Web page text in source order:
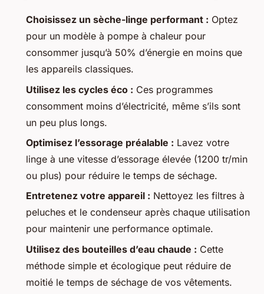
Choisissez un sèche-linge performant : Optez
pour un modèle à pompe à chaleur pour
consommer jusqu’à 50% d’énergie en moins que
les appareils classiques.
Utilisez les cycles éco : Ces programmes
consomment moins d’électricité, même s’ils sont
un peu plus longs.
Optimisez l’essorage préalable : Lavez votre
linge à une vitesse d’essorage élevée (1200 tr/min
ou plus) pour réduire le temps de séchage.
Entretenez votre appareil : Nettoyez les filtres à
peluches et le condenseur après chaque utilisation
pour maintenir une performance optimale.
Utilisez des bouteilles d’eau chaude : Cette
méthode simple et écologique peut réduire de
moitié le temps de séchage de vos vêtements.